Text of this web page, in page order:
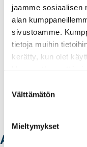
jaamme sosiaalisen
alan
sivustoamme.
tietoja muihin
kerätty, kun olet
t
Välttämätön
Mieltymykset
Kulutuksen
Laskutus
Valtakirja ja
Ota yhteyttä
Ajankohtaista